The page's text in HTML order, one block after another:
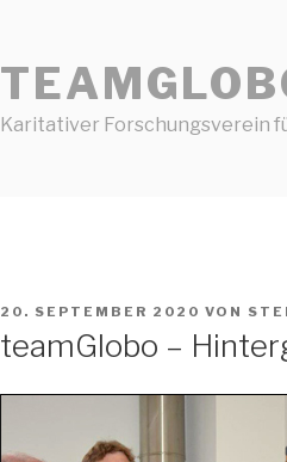
Karitativer Forschungsverein
VERÖFFENTLICHT
AM
20. SEPTEMBER 2020 VON
teamGlobo –